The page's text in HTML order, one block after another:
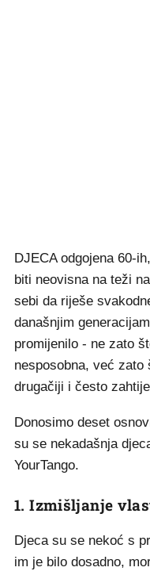
DJECA odgojena 60-
biti neovisna na teži
sebi da riješe
današnjim
promijenilo - ne zato
nesposobna, već
drugačiji i često
Donosimo deset
su se nekadašnja
YourTango.
1. Izmišljanje
Djeca su se nekoć s
im je bilo dosadno,